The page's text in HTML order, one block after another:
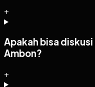
+
Apakah bisa
Ambon?
+